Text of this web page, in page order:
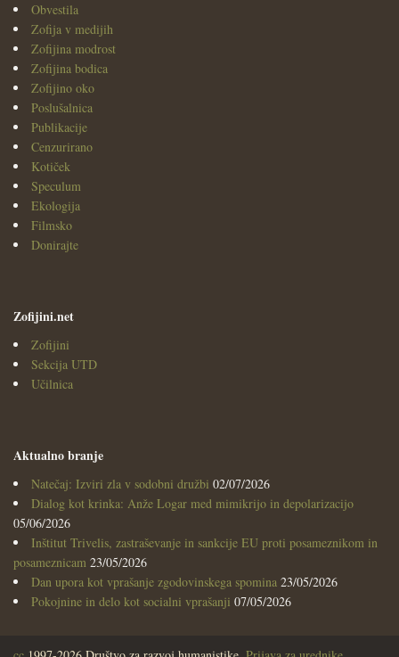
Obvestila
Zofija v medijih
Zofijina modrost
Zofijina bodica
Zofijino oko
Poslušalnica
Publikacije
Cenzurirano
Kotiček
Speculum
Ekologija
Filmsko
Donirajte
Zofijini.net
Zofijini
Sekcija UTD
Učilnica
Aktualno branje
Natečaj: Izviri zla v sodobni družbi 02/07/2026
Dialog kot krinka: Anže Logar med mimikrijo in depolarizacijo
05/06/2026
Inštitut Trivelis, zastraševanje in sankcije EU proti posameznikom in
posameznicam 23/05/2026
Dan upora kot vprašanje zgodovinskega spomina 23/05/2026
Pokojnine in delo kot socialni vprašanji 07/05/2026